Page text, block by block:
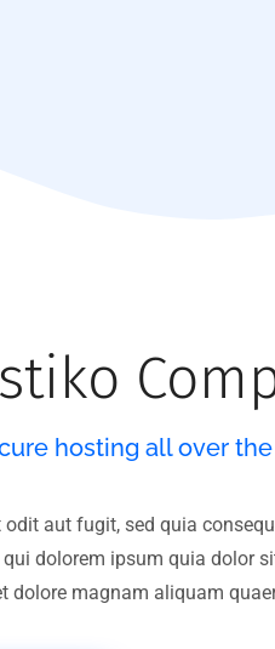
hosting all over
aut fugit, sed quia
dolorem ipsum quia dolor
dolore magnam aliquam